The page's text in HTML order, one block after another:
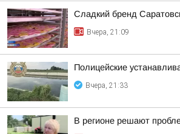
Сладкий бренд
Вчера, 21:09
Полицейские
Вчера, 21:33
В регионе решают